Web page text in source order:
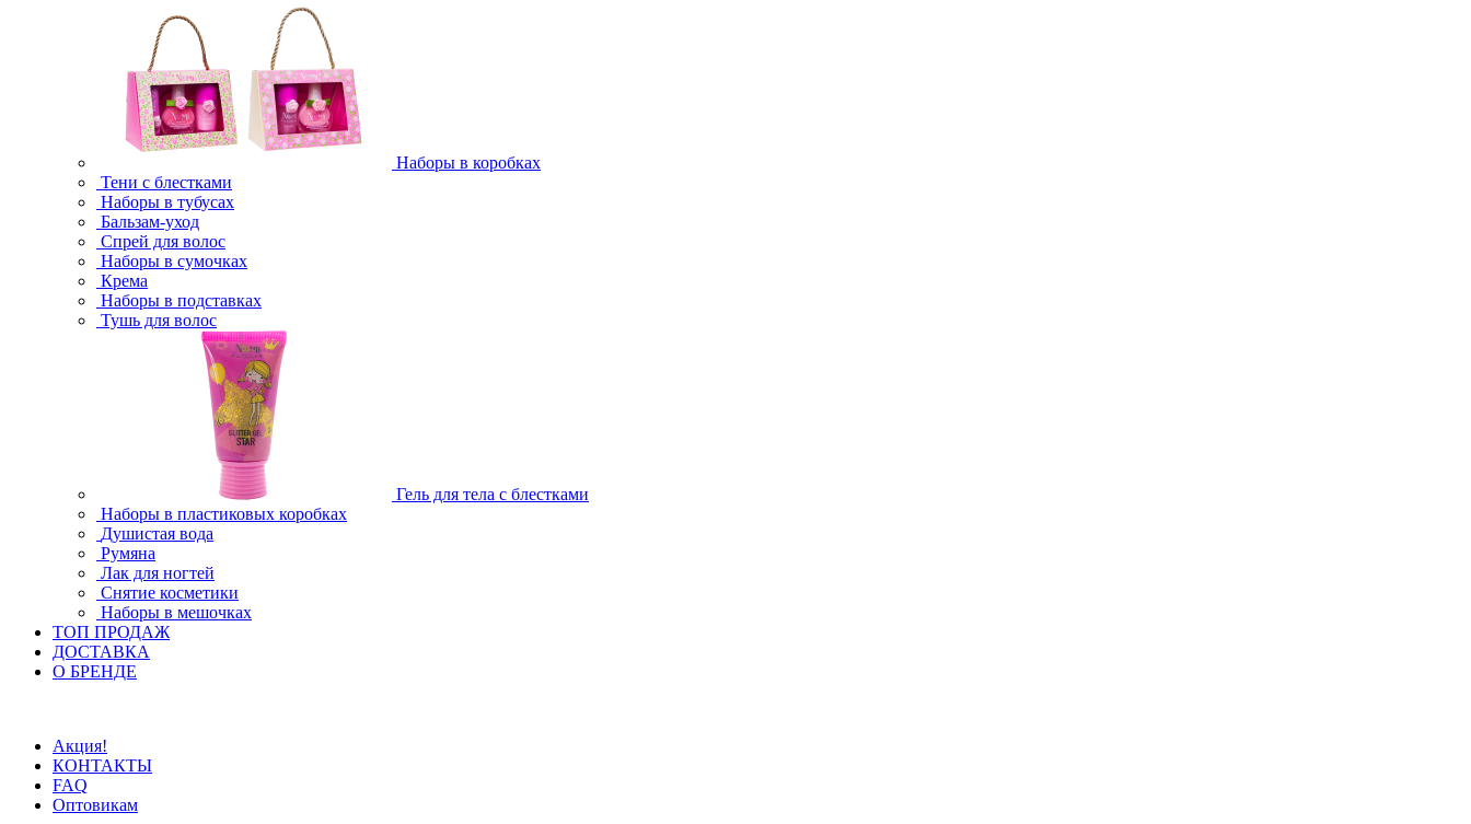
Наборы в коробках
Тени с блестками
Наборы в тубусах
Бальзам-уход
Спрей для волос
Наборы в сумочках
Крема
Наборы в подставках
Тушь для волос
Гель для тела с блестками
Наборы в пластиковых коробках
Душистая вода
Румяна
Лак для ногтей
Снятие косметики
Наборы в мешочках
ТОП ПРОДАЖ
ДОСТАВКА
О БРЕНДЕ
Акция!
КОНТАКТЫ
FAQ
Оптовикам